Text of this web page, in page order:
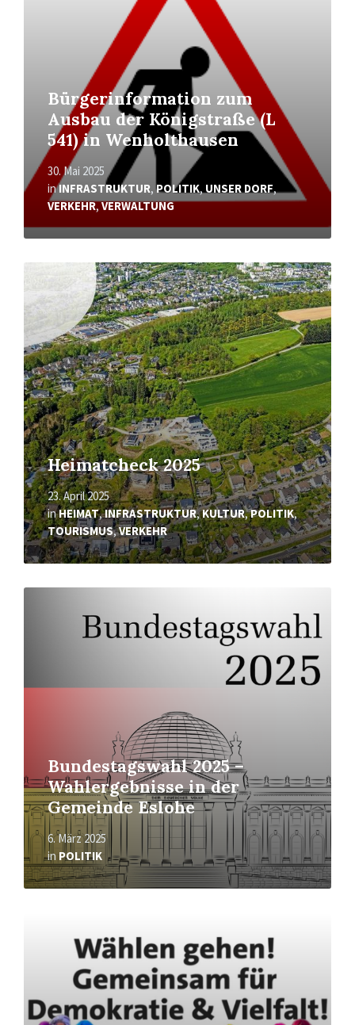
Bürgerinformation zum
Ausbau der Königstraße (L
541) in Wenholthausen
30. Mai 2025
inINFRASTRUKTUR, POLITIK, UNSER DORF,
VERKEHR,VERWALTUNG
Heimatcheck 2025
23. April 2025
inHEIMAT,INFRASTRUKTUR,KULTUR,POLITIK,
TOURISMUS,VERKEHR
Mehr
erfahren
Bundestagswahl 2025 –
Wahlergebnisse in der
Gemeinde Eslohe
6. März 2025
inPOLITIK
Mehr